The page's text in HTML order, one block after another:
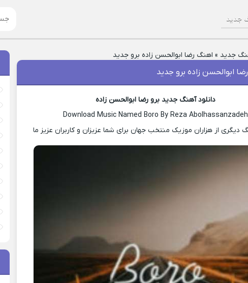
جدید
جدید » اهنگ رضا ابوالحسن زاده برو جدید
ابوالحسن زاده برو جدید
دانلود آهنگ جدید برو رضا ابوالحسن زاده
Download Music Named Boro By Reza Abolhassanzadeh
دیگری از هزاران موزیک منتخب جهان برای شما عزیزان و کاربران عزیز ما